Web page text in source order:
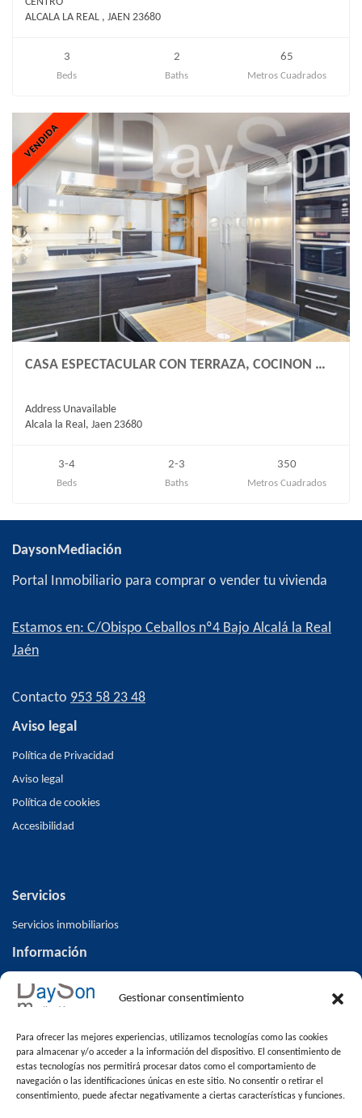
Gestionar consentimiento
Para ofrecer las mejores experiencias, utilizamos tecnologías como las cookies
para almacenar y/o acceder a la información del dispositivo. El consentimiento de
estas tecnologías nos permitirá procesar datos como el comportamiento de
navegación o las identificaciones únicas en este sitio. No consentir o retirar el
consentimiento, puede afectar negativamente a ciertas características y funciones.
ALCALA LA REAL , JAEN 23680
3
Beds
2
Baths
65
Metros Cuadrados
VENDIDA
CASA ESPECTACULAR CON TERRAZA, COCINON …
Address Unavailable
Alcala la Real, Jaen 23680
3-4
Beds
2-3
Baths
350
Metros Cuadrados
DaysonMediación
Portal Inmobiliario para comprar o vender tu vivienda
Estamos en: C/Obispo Ceballos nº4 Bajo Alcalá la Real
Jaén
Contacto 953 58 23 48
Aviso legal
Política de Privacidad
Aviso legal
Política de cookies
Accesibilidad
Servicios
Servicios inmobiliarios
Información
Inicio
Inmuebles
Blog
Contacto
Venta de pisos en Alcalá la Real